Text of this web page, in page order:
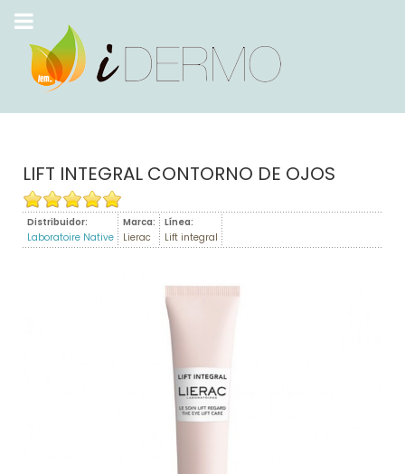
LIFT INTEGRAL CONTORNO DE OJOS
Distribuidor:
Laboratoire Native
Marca:
Lierac
Línea:
Lift integral